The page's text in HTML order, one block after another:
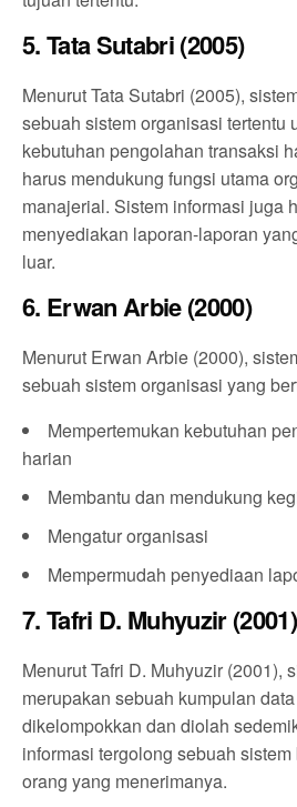
5. Tata Sutabri (2005)
Menurut Tata Sutabri (2005),
sebuah sistem organisasi tertentu
kebutuhan pengolahan transaksi
harus mendukung fungsi utama
manajerial. Sistem informasi juga
menyediakan laporan-laporan
luar.
6. Erwan Arbie (2000)
Menurut Erwan Arbie (2000),
sebuah sistem organisasi yang
Mempertemukan kebutuhan
harian
Membantu dan mendukung
Mengatur organisasi
Mempermudah penyediaan
7. Tafri D. Muhyuzir (2001)
Menurut Tafri D. Muhyuzir (2001),
merupakan sebuah kumpulan
dikelompokkan dan diolah
informasi tergolong sebuah
orang yang menerimanya.